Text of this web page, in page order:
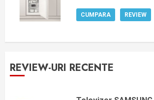
CUMPARA REVIEW
REVIEW-URI RECENTE